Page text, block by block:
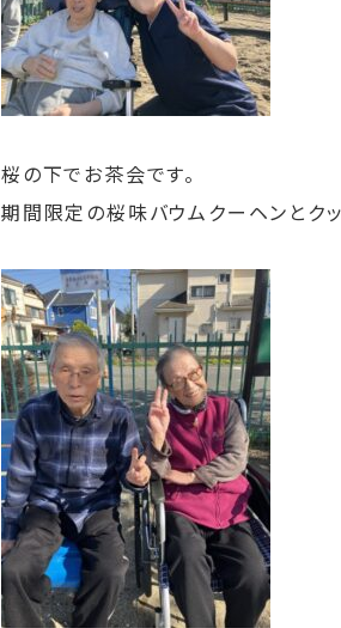
桜の下でお茶会です。
期間限定の桜味バウムクーヘンとク